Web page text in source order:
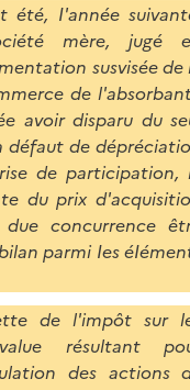
été, I'année
mère, jugé
susvisée de
de
avoir disparu du
défaut de
de participation,
du prix
concurrence
parmi Ies
de l'impôt sur
résultant
des actions